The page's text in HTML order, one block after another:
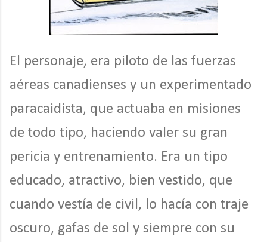
El personaje, era piloto de las fuerzas
aéreas canadienses y un experimentado
paracaidista, que actuaba en misiones
de todo tipo, haciendo valer su gran
pericia y entrenamiento. Era un tipo
educado, atractivo, bien vestido, que
cuando vestía de civil, lo hacía con traje
oscuro, gafas de sol y siempre con su